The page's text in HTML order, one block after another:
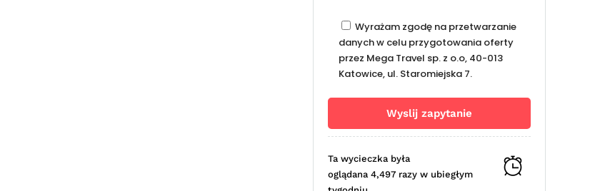
Wyrażam zgodę na przetwarzanie
danych w celu przygotowania oferty
przez Mega Travel sp. z o.o, 40-013
Katowice, ul. Staromiejska 7.
Ta wycieczka była
oglądana 4,497 razy w ubiegłym